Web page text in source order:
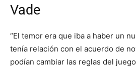
Vade
“El temor era que iba a haber un
tenía relación con el acuerdo de
podían cambiar las reglas del